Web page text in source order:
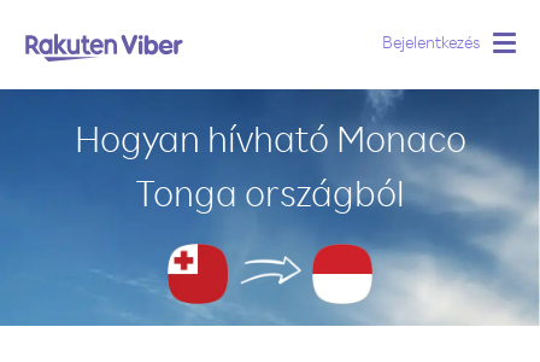
Bejelentkezés
Hogyan hívható Monaco
Tonga országból